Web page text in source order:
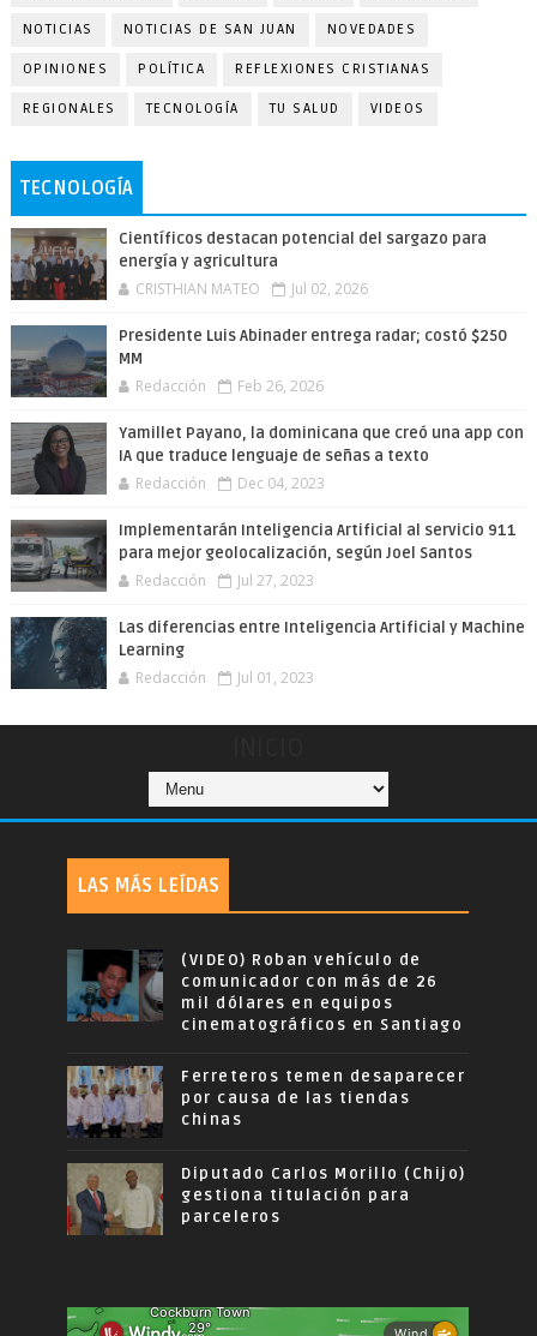
NOTICIAS NOTICIAS DE SAN JUAN NOVEDADES
OPINIONES POLÍTICA REFLEXIONES CRISTIANAS
REGIONALES TECNOLOGÍA TU SALUD VIDEOS
TECNOLOGÍA
Científicos destacan potencial del sargazo para
energía y agricultura
CRISTHIAN MATEO Jul 02, 2026
Presidente Luis Abinader entrega radar; costó $250
MM
Redacción Feb 26, 2026
Yamillet Payano, la dominicana que creó una app con
IA que traduce lenguaje de señas a texto
Redacción Dec 04, 2023
Implementarán Inteligencia Artificial al servicio 911
para mejor geolocalización, según Joel Santos
Redacción Jul 27, 2023
Las diferencias entre Inteligencia Artificial y Machine
Learning
Redacción Jul 01, 2023
LAS MÁS LEÍDAS
(VIDEO) Roban vehículo de
comunicador con más de 26
mil dólares en equipos
cinematográficos en Santiago
Ferreteros temen desaparecer
por causa de las tiendas
chinas
Diputado Carlos Morillo (Chijo)
gestiona titulación para
parceleros